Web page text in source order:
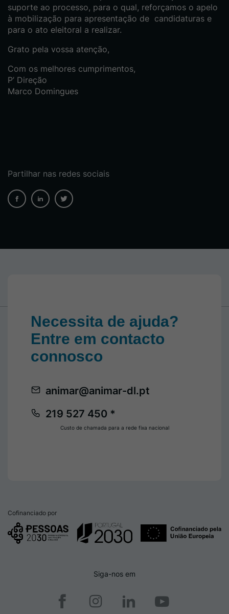
suporte ao processo, para o qual, reforçamos o apelo
à mobilização para apresentação de candidaturas e
para o ato eleitoral a realizar.
Grato pela vossa atenção,
Com os melhores cumprimentos,
P’ Direção
Marco Domingues
Partilhar nas redes sociais
Necessita de ajuda?
Entre em contacto
connosco
219 527 450 *
animar@animar-dl.pt
Custo de chamada para a rede fixa nacional
Cofinanciado por
Siga-nos em